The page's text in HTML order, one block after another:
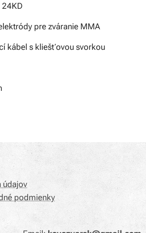
24KD
pre zváranie MMA
kábel s kliešťovou svorkou
údajov
podmienky